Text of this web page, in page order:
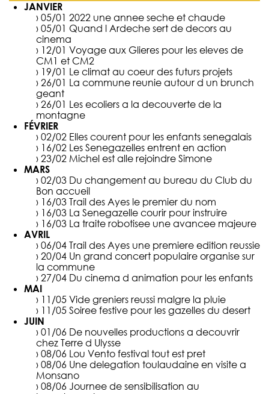
JANVIER
› 05/01 2022 une annee seche et chaude
› 05/01 Quand l Ardeche sert de decors au
cinema
› 12/01 Voyage aux Glieres pour les eleves de
CM1 et CM2
› 19/01 Le climat au coeur des futurs projets
› 26/01 La commune reunie autour d un brunch
geant
› 26/01 Les ecoliers a la decouverte de la
montagne
FÉVRIER
› 02/02 Elles courent pour les enfants senegalais
› 16/02 Les Senegazelles entrent en action
› 23/02 Michel est alle rejoindre Simone
MARS
› 02/03 Du changement au bureau du Club du
Bon accueil
› 16/03 Trail des Ayes le premier du nom
› 16/03 La Senegazelle courir pour instruire
› 16/03 La traite robotisee une avancee majeure
AVRIL
› 06/04 Trail des Ayes une premiere edition reussie
› 20/04 Un grand concert populaire organise sur
la commune
› 27/04 Du cinema d animation pour les enfants
MAI
› 11/05 Vide greniers reussi malgre la pluie
› 11/05 Soiree festive pour les gazelles du desert
JUIN
› 01/06 De nouvelles productions a decouvrir
chez Terre d Ulysse
› 08/06 Lou Vento festival tout est pret
› 08/06 Une delegation toulaudaine en visite a
Monsano
› 08/06 Journee de sensibilisation au